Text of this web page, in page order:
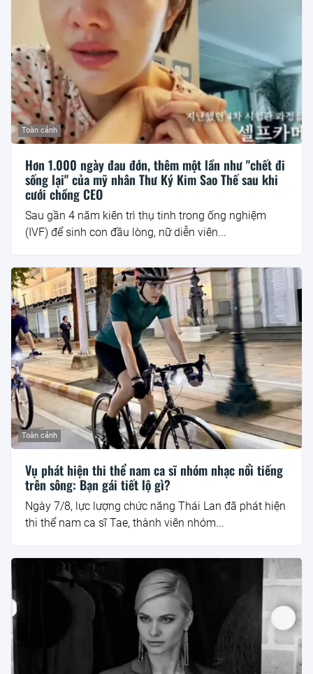
Toàn cảnh
Hơn 1.000 ngày đau đớn, thêm một lần như "chết đi
sống lại" của mỹ nhân Thư Ký Kim Sao Thế sau khi
cưới chồng CEO
Sau gần 4 năm kiên trì thụ tinh trong ống nghiệm
(IVF) để sinh con đầu lòng, nữ diễn viên...
Toàn cảnh
Vụ phát hiện thi thể nam ca sĩ nhóm nhạc nổi tiếng
trên sông: Bạn gái tiết lộ gì?
Ngày 7/8, lực lượng chức năng Thái Lan đã phát hiện
thi thể nam ca sĩ Tae, thành viên nhóm...